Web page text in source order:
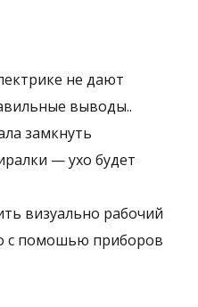
не дают
выводы..
замкнуть
— ухо будет
визуально рабочий
с помошью приборов